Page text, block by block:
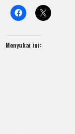
Menyukai ini: